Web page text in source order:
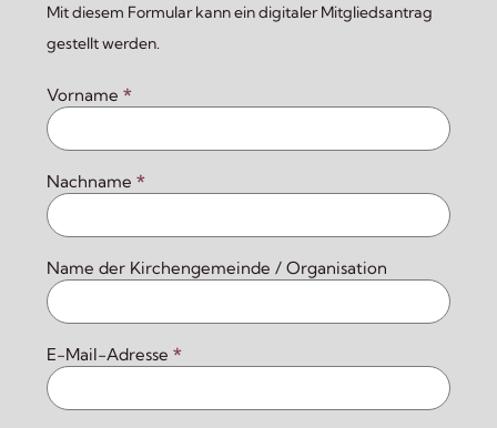
Mit diesem Formular kann ein digitaler Mitgliedsantrag
gestellt werden.
Vorname *
Nachname *
Name der Kirchengemeinde / Organisation
E-Mail-Adresse *